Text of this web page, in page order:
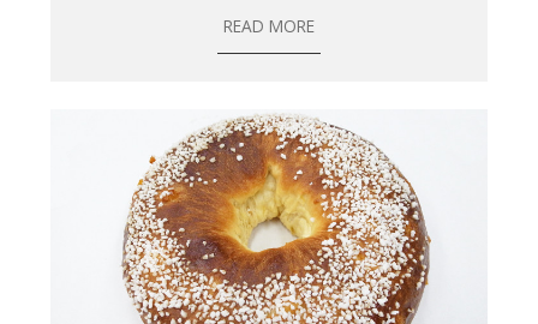
READ MORE